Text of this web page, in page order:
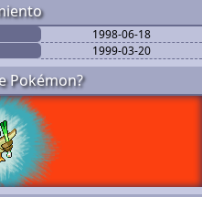
1998-06-18
1999-03-20
Pokémon?